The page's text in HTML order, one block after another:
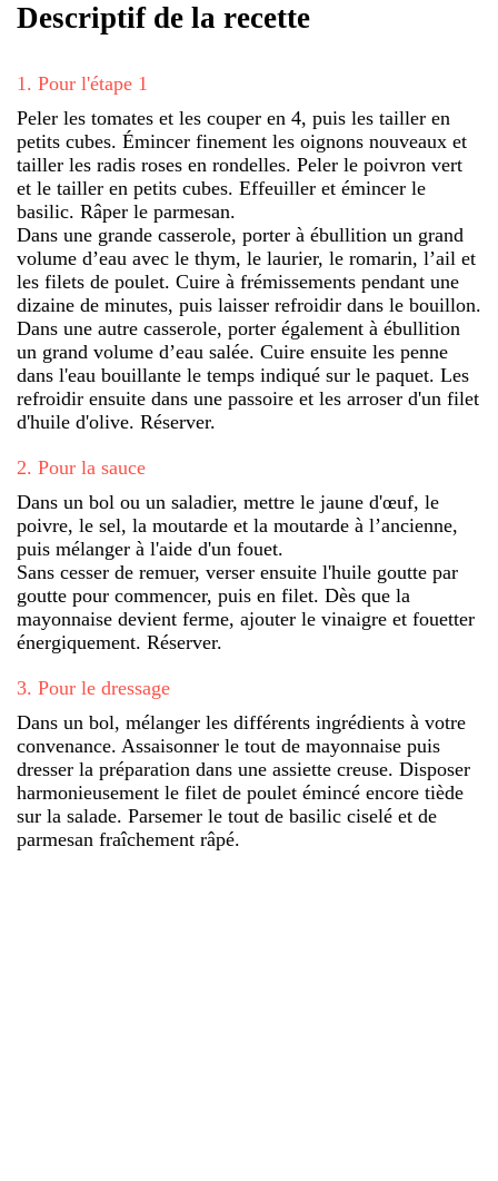
Descriptif de la recette
1 . Pour l'étape 1
Peler les tomates et les couper en 4, puis les tailler en
petits cubes. Émincer finement les oignons nouveaux et
tailler les radis roses en rondelles. Peler le poivron vert
et le tailler en petits cubes. Effeuiller et émincer le
basilic. Râper le parmesan.
Dans une grande casserole, porter à ébullition un grand
volume d’eau avec le thym, le laurier, le romarin, l’ail et
les filets de poulet. Cuire à frémissements pendant une
dizaine de minutes, puis laisser refroidir dans le bouillon.
Dans une autre casserole, porter également à ébullition
un grand volume d’eau salée. Cuire ensuite les penne
dans l'eau bouillante le temps indiqué sur le paquet. Les
refroidir ensuite dans une passoire et les arroser d'un filet
d'huile d'olive. Réserver.
2. Pour la sauce
Dans un bol ou un saladier, mettre le jaune d'œuf, le
poivre, le sel, la moutarde et la moutarde à l’ancienne,
puis mélanger à l'aide d'un fouet.
Sans cesser de remuer, verser ensuite l'huile goutte par
goutte pour commencer, puis en filet. Dès que la
mayonnaise devient ferme, ajouter le vinaigre et fouetter
énergiquement. Réserver.
3. Pour le dressage
Dans un bol, mélanger les différents ingrédients à votre
convenance. Assaisonner le tout de mayonnaise puis
dresser la préparation dans une assiette creuse. Disposer
harmonieusement le filet de poulet émincé encore tiède
sur la salade. Parsemer le tout de basilic ciselé et de
parmesan fraîchement râpé.